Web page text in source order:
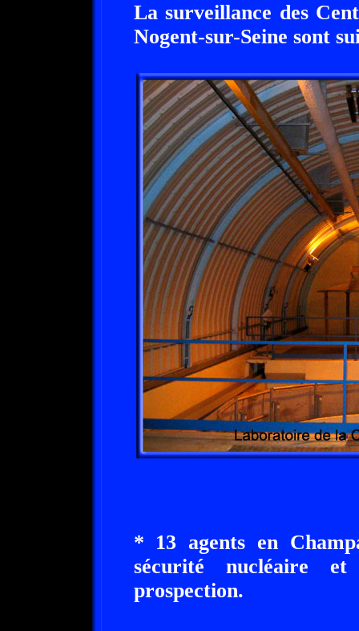
La surveillance des
Nogent-sur-Seine sont
* 13 agents en
sécurité nucléaire
prospection.